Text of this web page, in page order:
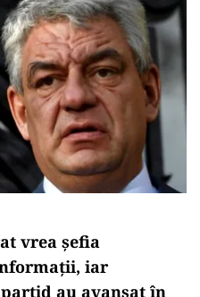
vrea șefia
iar
au avansat în